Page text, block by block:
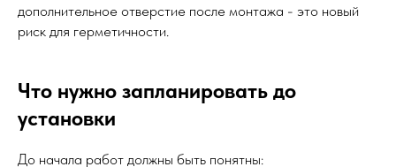
дополнительное отверстие после монтажа - это новый
риск для герметичности.
Что нужно запланировать до
установки
До начала работ должны быть понятны: